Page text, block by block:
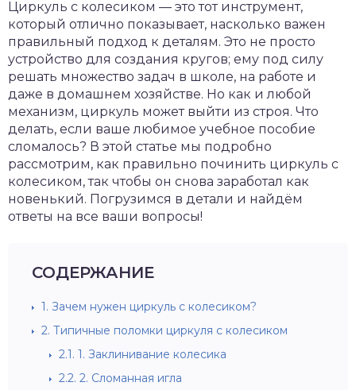
Циркуль с колесиком — это тот инструмент,
который отлично показывает, насколько важен
правильный подход к деталям. Это не просто
устройство для создания кругов; ему под силу
решать множество задач в школе, на работе и
даже в домашнем хозяйстве. Но как и любой
механизм, циркуль может выйти из строя. Что
делать, если ваше любимое учебное пособие
сломалось? В этой статье мы подробно
рассмотрим, как правильно починить циркуль с
колесиком, так чтобы он снова заработал как
новенький. Погрузимся в детали и найдём
ответы на все ваши вопросы!
СОДЕРЖАНИЕ
1. Зачем нужен циркуль с колесиком?
2. Типичные поломки циркуля с колесиком
2.1. 1. Заклинивание колесика
2.2. 2. Сломанная игла